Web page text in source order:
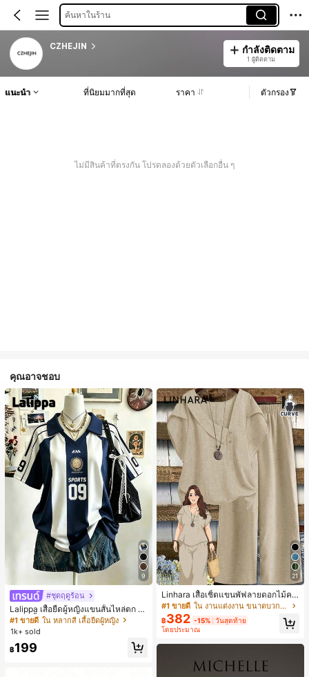
ค้นหาในร้าน
CZHEJIN กำลังติดตาม
1 ผู้ติดตาม
แนะนำ ที่นิยมมากที่สุด ราคา ตัวกรอง
ไม่มีสินค้าที่ตรงกัน โปรดลองด้วยตัวเลือกอื่น ๆ
คุณอาจชอบ
9
#ชุดฤดูร้อน
Lalippa เสื้อยืดผู้หญิงแขนสั้นไหล่ตก ค
อวีปกเสื้อ ลายพิมพ์ดิจิทัลลายทาง สไตล์
สปอร์ตแฟชั่นมินิมอล ของขวัญสำหรับเ
พื่อน
#1 ขายดี ใน หลากสี เสื้อยืดผู้หญิง
1k+ sold
฿199
21
Linhara เสื้อเชิ้ตแขนพัฟลายดอกไม้คอ
ปกไม่สมมาตรสำหรับผู้หญิงไซส์ใหญ่ +
กางเกงลำลองทรงหลวมเอวยางยืด 2 ชิ้
น สำหรับฤดูใบไม้ผลิ/ฤดูร้อน
#1 ขายดี ใน งานแต่งงาน ขนาดบวก Co-Ords
฿382 -15% วันสุดท้าย
โดยประมาณ